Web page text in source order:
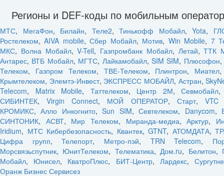
Регионы и DEF-коды по мобильным
МТС, МегаФон, Билайн, Теле2,Тинькофф Мобайл,Yota,
Ростелеком,AIVA mobile,Сбер Мобайл, Мотив, Win Mobile, 7
МКС, Волна Мобайл,V-Tell, Газпромбанк Мобайл, Летай,ТТК
Антарес, ВТБ Мобайл, МГТС, Лайкамобайл, SIM SIM, Плюсофон,
Телеком, Газпром Телеком, ТВЕ-Телеком, Плинтрон, Миател
Крымтелеком, Элемтэ-Инвест, ЭКСПРЕСС МОБАЙЛ, Астран,
Telecom, Matrix Mobile, Таттелеком, Центр 2М,Севмобайл
СИБИНТЕК,Virgin Connect, МОЙ ОПЕРАТОР, Старт, VTC
КРОМИКС,Алло Инкогнито,Sun SIM,Севтелеком, Danycom,
СИНТОНИК, АСВТ, Мир Телеком, Миранда-медиа,Арктур,
Iridium, МТС Кибербезопасность, Квантек, GTNT, АТОМДАТА,
Цифра групп,Телепорт, Метро-пэй, TRN Telecom,
Морсвязьспутник, ЮнитТелеком, Телематика,Дом.ru, Белитон,
Мобайл, Юнисел, КватроПлюс, БИТ-Центр, Лардекс,
Оранж Бизнес Сервисез